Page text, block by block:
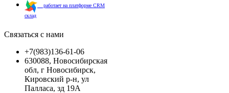
работает на платформе CRM
склад
Связаться с нами
+7(983)136-61-06
630088, Новосибирская
обл, г Новосибирск,
Кировский р-н, ул
Палласа, зд 19А